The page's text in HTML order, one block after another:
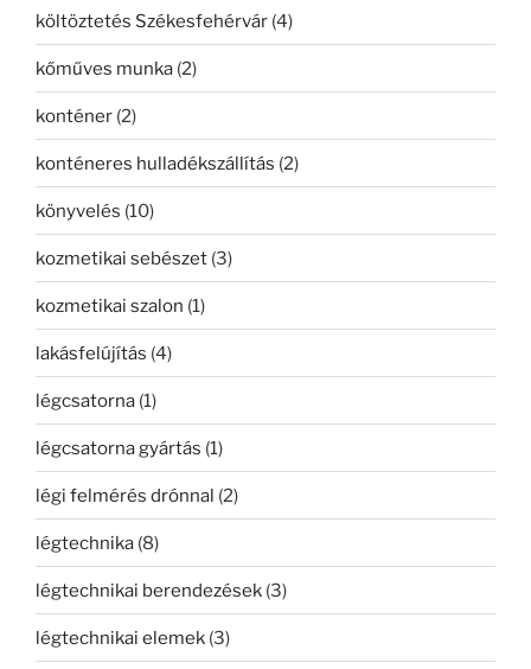
költöztetés Székesfehérvár (4)
kőműves munka (2)
konténer (2)
konténeres hulladékszállítás (2)
könyvelés (10)
kozmetikai sebészet (3)
kozmetikai szalon (1)
lakásfelújítás (4)
légcsatorna (1)
légcsatorna gyártás (1)
légi felmérés drónnal (2)
légtechnika (8)
légtechnikai berendezések (3)
légtechnikai elemek (3)